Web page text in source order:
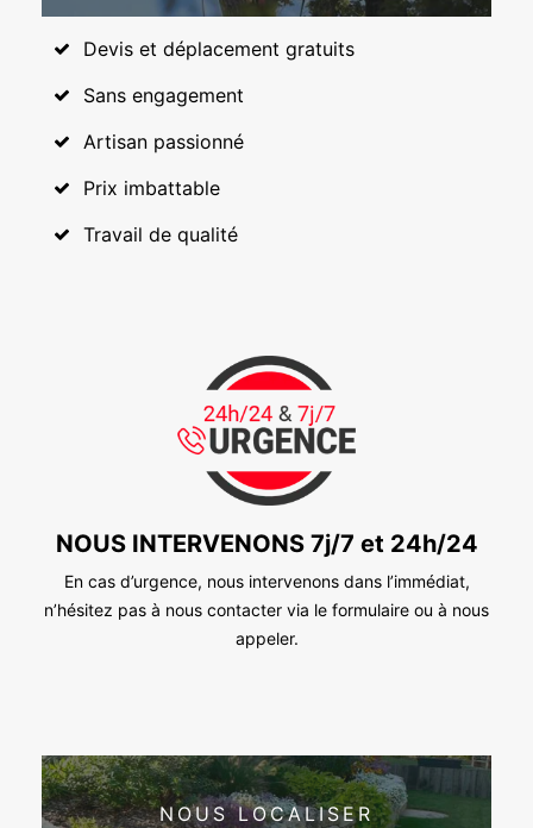
Devis et déplacement gratuits
Sans engagement
Artisan passionné
Prix imbattable
Travail de qualité
NOUS INTERVENONS 7j/7 et 24h/24
En cas d’urgence, nous intervenons dans l’immédiat,
n’hésitez pas à nous contacter via le formulaire ou à nous
appeler.
NOUS LOCALISER